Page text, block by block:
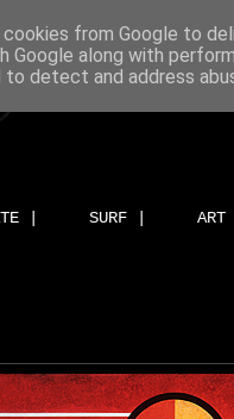
| SURF |
from Google to
Google along with
detect and address